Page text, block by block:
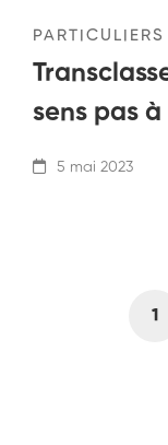
sens pas
5 mai 2023
1